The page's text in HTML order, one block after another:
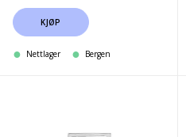
KJØP
Nettlager Bergen